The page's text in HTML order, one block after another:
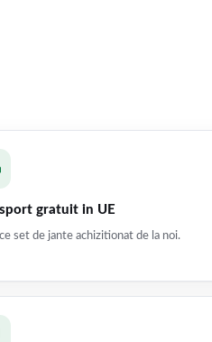
gratuit in UE
set de jante achizitionat de la noi.